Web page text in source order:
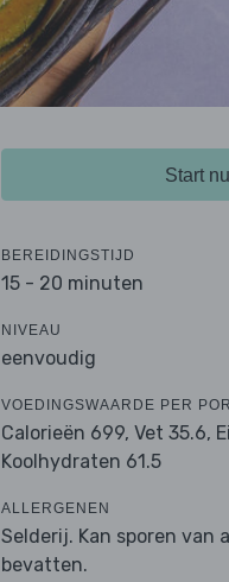
Start nu
BEREIDINGSTIJD
15 - 20 minuten
NIVEAU
eenvoudig
VOEDINGSWAARDE PER
Calorieën 699, Vet 35.6,
Koolhydraten 61.5
ALLERGENEN
Selderij. Kan sporen van
bevatten.